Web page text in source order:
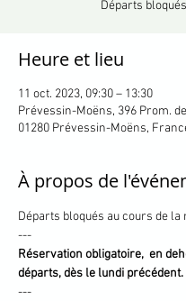
Départs bloqués
Heure et lieu
11 oct. 2023, 09:30 – 13:30
Prévessin-Moëns, 396 Prom.
01280 Prévessin-Moëns,
À propos de
Départs bloqués au cours de la
---
Réservation obligatoire,  en
départs, dès le lundi précédent.
---